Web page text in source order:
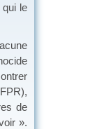
qui le
de
».